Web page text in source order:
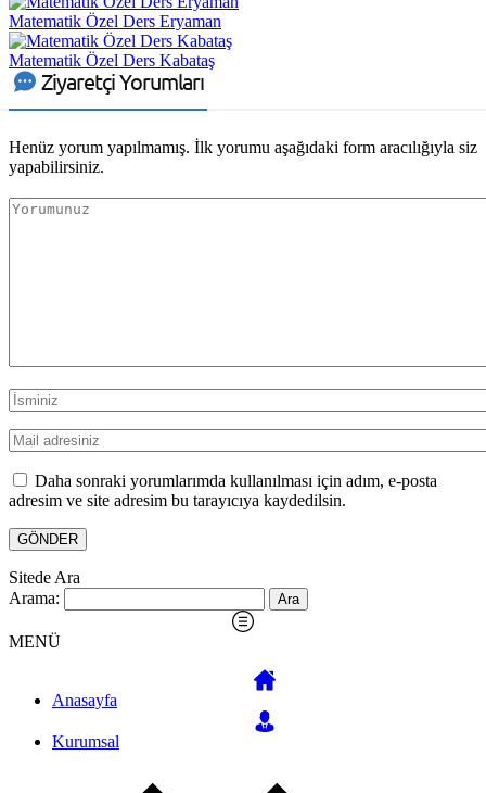
Matematik Özel Ders Eryaman
Matematik Özel Ders Kabataş
Ziyaretçi Yorumları
Henüz yorum yapılmamış. İlk yorumu aşağıdaki form aracılığıyla siz
yapabilirsiniz.
Daha sonraki yorumlarımda kullanılması için adım, e-posta
adresim ve site adresim bu tarayıcıya kaydedilsin.
Sitede Ara
Arama:
MENÜ
Anasayfa
Kurumsal